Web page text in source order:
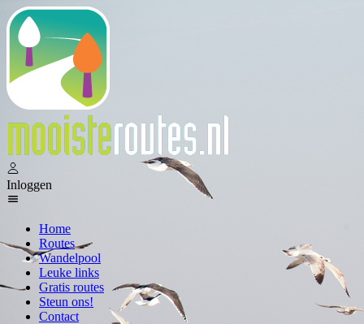
Inloggen
Home
Routes
Wandelpool
Leuke links
Gratis routes
Steun ons!
Contact